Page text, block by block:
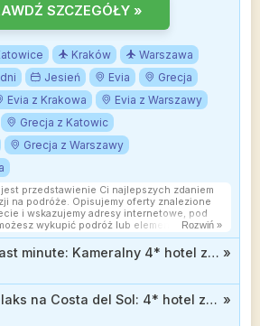
SZCZEGÓŁY »
Kraków
Warszawa
Jesień Evia
Grecja
Evia z Krakowa
Evia z Warszawy
Grecja z Katowic
Grecja z Warszawy
przedstawienie Ci najlepszych zdaniem
na podróże. Opisujemy oferty znalezione
i wskazujemy adresy internetowe, pod
wykupić podróż lub elementy podróży.
są aktualne w chwili publikacji. Możemy
od partnerów handlowych, do których
ma to wpływu na cenę Twojej wycieczki.
Rozwiń »
Włochy (Sycylia) last minute: Kameralny 4* hotel z all inclusive od 2899 zł »
Niezapomniany relaks na Costa del Sol: 4* hotel z wyżywieniem od 2399 zł »